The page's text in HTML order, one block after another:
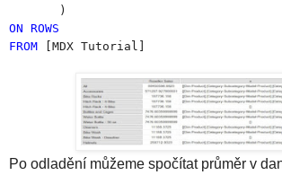
)
ON ROWS
FROM [MDX Tutorial]
Po odladění můžeme spočítat průměr v